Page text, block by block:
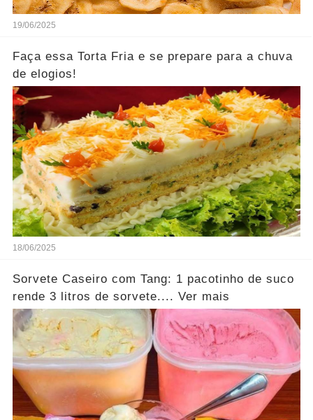
19/06/2025
Faça essa Torta Fria e se prepare para a chuva
de elogios!
18/06/2025
Sorvete Caseiro com Tang: 1 pacotinho de suco
rende 3 litros de sorvete.... Ver mais